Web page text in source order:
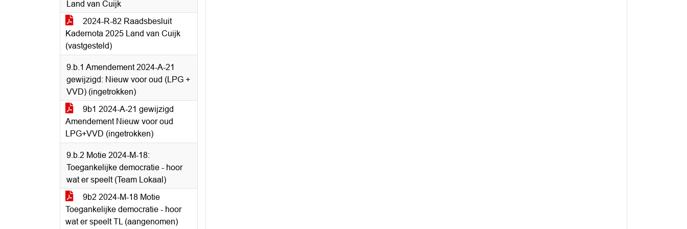
Land van Cuijk
2024-R-82 Raadsbesluit
Kadernota 2025 Land van Cuijk
(vastgesteld)
9.b.1 Amendement 2024-A-21
gewijzigd: Nieuw voor oud (LPG +
VVD) (ingetrokken)
9b1 2024-A-21 gewijzigd
Amendement Nieuw voor oud
LPG+VVD (ingetrokken)
9.b.2 Motie 2024-M-18:
Toegankelijke democratie - hoor
wat er speelt (Team Lokaal)
9b2 2024-M-18 Motie
Toegankelijke democratie - hoor
wat er speelt TL (aangenomen)